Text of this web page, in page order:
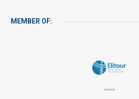
MEMBER OF:
ELITOUR